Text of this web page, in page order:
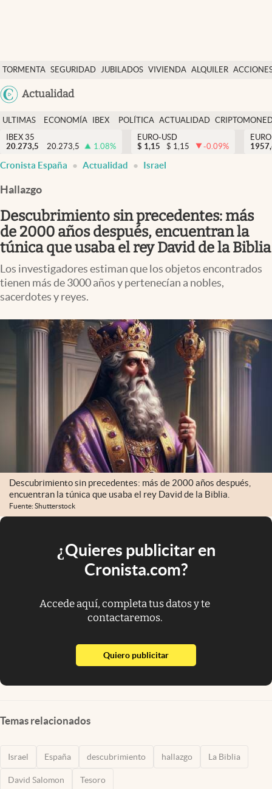
TORMENTA SEGURIDAD JUBILADOS VIVIENDA ALQUILER
Actualidad
Economía y finanzas
Política
Actualidad
Criptomonedas
España
ULTIMAS
NOTICIAS
ECONOMÍA
FINANZAS
IBEX
EURO
POLÍTICA ACTUALIDAD
IBEX 35
20.273,5
20.273,5 1.08%
EURO-USD
$ 1,15 $ 1,15 -0.09%
Cronista España Actualidad Israel
Hallazgo
Descubrimiento sin precedentes: más
de 2000 años después, encuentran la
túnica que usaba el rey David de la Biblia
Los investigadores estiman que los objetos encontrados
tienen más de 3000 años y pertenecían a nobles,
sacerdotes y reyes.
Descubrimiento sin precedentes: más de 2000 años después,
encuentran la túnica que usaba el rey David de la Biblia.
Fuente: Shutterstock
¿Quieres publicitar en
Cronista.com?
Accede aquí, completa tus datos y te
contactaremos.
Quiero publicitarabre en nueva pestaña
Temas relacionados
Israel España descubrimiento hallazgo La Biblia
David Salomon Tesoro